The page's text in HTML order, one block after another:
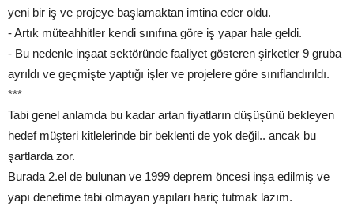
yeni bir iş ve projeye başlamaktan imtina eder oldu.
- Artık müteahhitler kendi sınıfına göre iş yapar hale geldi.
- Bu nedenle inşaat sektöründe faaliyet gösteren şirketler 9 gruba
ayrıldı ve geçmişte yaptığı işler ve projelere göre sınıflandırıldı.
***
Tabi genel anlamda bu kadar artan fiyatların düşüşünü bekleyen
hedef müşteri kitlelerinde bir beklenti de yok değil.. ancak bu
şartlarda zor.
Burada 2.el de bulunan ve 1999 deprem öncesi inşa edilmiş ve
yapı denetime tabi olmayan yapıları hariç tutmak lazım.